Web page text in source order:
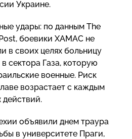
Украине.
удары: по данным The
боевики ХАМАС не
в своих целях больницу
в сектора Газа, которую
военные. Риск
возрастает с каждым
объявили днем траура
в университете Праги,